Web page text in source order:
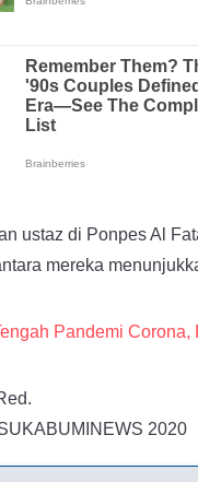
ustaz di Ponpes Al
mereka
Pandemi
2020